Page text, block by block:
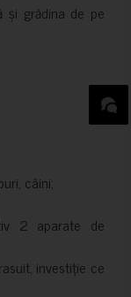
și grădina de pe
câini;
2 aparate de
investiție ce